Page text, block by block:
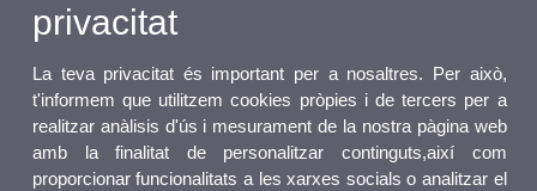
privacitat
La teva privacitat és important per a nosaltres. Per això,
t'informem que utilitzem cookies pròpies i de tercers per a
realitzar anàlisis d'ús i mesurament de la nostra pàgina web
amb la finalitat de personalitzar continguts,així com
proporcionar funcionalitats a les xarxes socials o analitzar el